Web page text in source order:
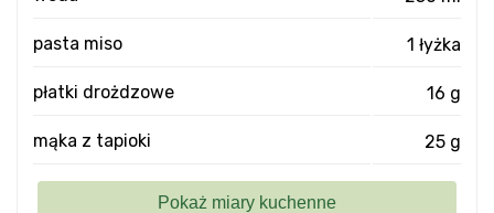
pasta miso 1 łyżka
płatki drożdzowe 16 g
mąka z tapioki 25 g